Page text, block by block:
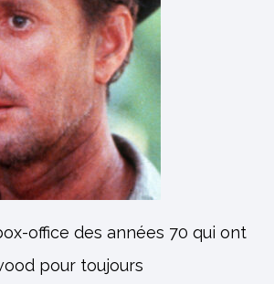
office des années 70 qui ont
pour toujours